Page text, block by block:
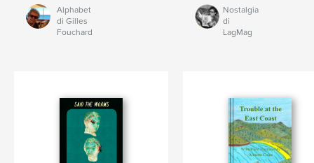
Alphabet
di Gilles
Fouchard
Nostalgia
di
LagMag